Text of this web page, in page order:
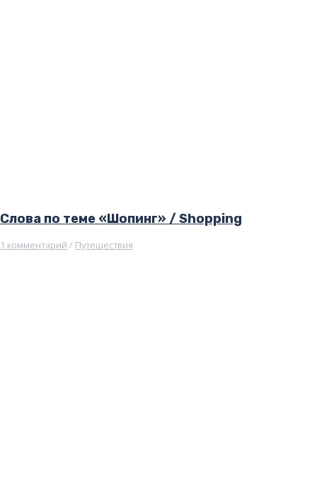
Слова по теме «Шопинг» / Shopping
1 комментарий / Путешествия